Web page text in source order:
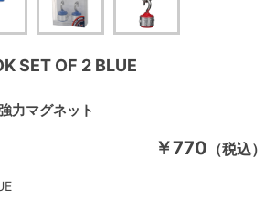
SET OF 2 BLUE
力マグネット
￥770 （税込）